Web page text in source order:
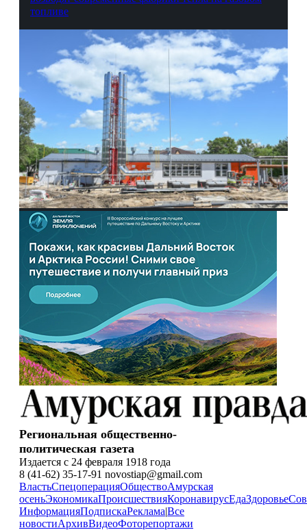
топливе
Региональная общественно-
политическая газета
Издается с 24 февраля 1918 года
8 (41-62) 35-17-91 novostiap@gmail.com
ВластьСпецоперацияОбществоАмурская
осеньЭкономикаПроисшествияКоронавирусЕдаЗдоровье
ИнформацияПодпискаРеклама|Все
новостиАрхивВидеоФоторепортажи